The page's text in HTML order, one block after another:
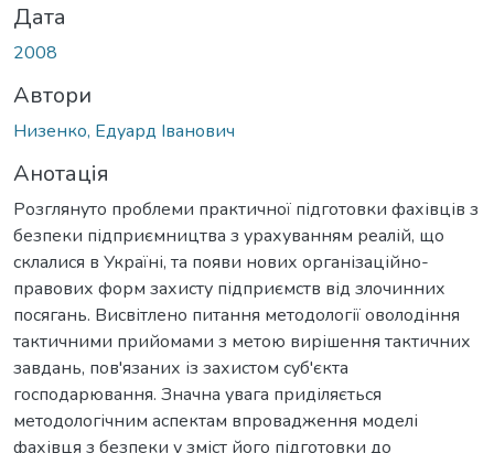
Дата
2008
Автори
Низенко, Едуард Іванович
Анотація
Розглянуто проблеми практичної підготовки фахівців з
безпеки підприємництва з урахуванням реалій, що
склалися в Україні, та появи нових організаційно-
правових форм захисту підприємств від злочинних
посягань. Висвітлено питання методології оволодіння
тактичними прийомами з метою вирішення тактичних
завдань, пов'язаних із захистом суб'єкта
господарювання. Значна увага приділяється
методологічним аспектам впровадження моделі
фахівця з безпеки у зміст його підготовки до